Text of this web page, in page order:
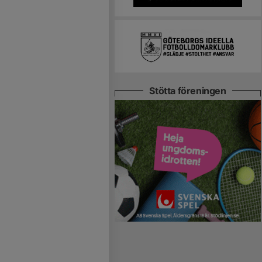
Stötta föreningen